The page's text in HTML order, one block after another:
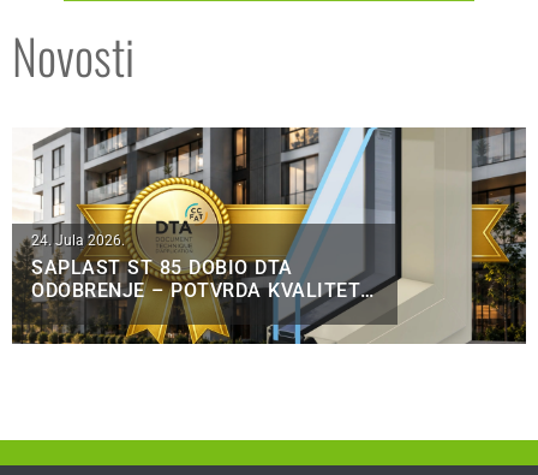
Novosti
24. Jula 2026.
SAPLAST ST 85 DOBIO DTA
ODOBRENJE – POTVRDA KVALITETA
ZA FRANCUSKO TRŽIŠTE